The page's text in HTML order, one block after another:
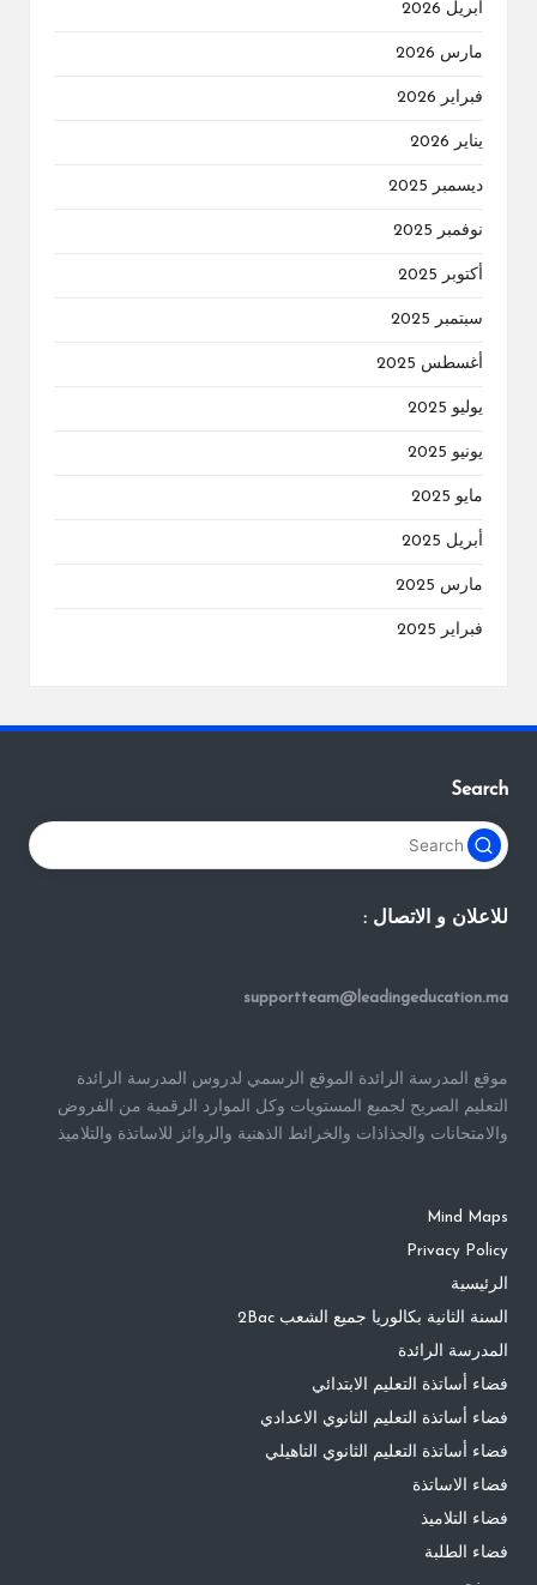
أبريل 2026
مارس 2026
فبراير 2026
يناير 2026
ديسمبر 2025
نوفمبر 2025
أكتوبر 2025
سبتمبر 2025
أغسطس 2025
يوليو 2025
يونيو 2025
مايو 2025
أبريل 2025
مارس 2025
فبراير 2025
Search
للاعلان و الاتصال :
supportteam@leadingeducation.ma
موقع المدرسة الرائدة الموقع الرسمي لدروس المدرسة الرائدة
التعليم الصريح لجميع المستويات وكل الموارد الرقمية من الفروض
والامتحانات والجذاذات والخرائط الذهنية والروائز للاساتذة والتلاميذ
Mind Maps
Privacy Policy
الرئيسية
السنة الثانية بكالوريا جميع الشعب 2Bac
المدرسة الرائدة
فضاء أساتذة التعليم الابتدائي
فضاء أساتذة التعليم الثانوي الاعدادي
فضاء أساتذة التعليم الثانوي التاهيلي
فضاء الاساتذة
فضاء التلاميذ
فضاء الطلبة